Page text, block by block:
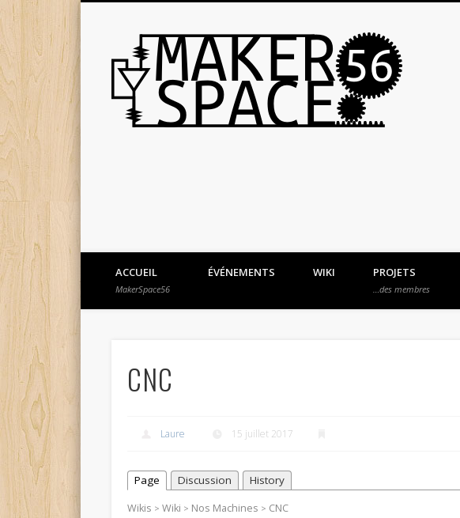
ACCUEIL
MakerSpace56
ÉVÉNEMENTS WIKI PROJETS
…des membres
CNC
Laure 15 juillet 2017
Page Discussion History
Wikis > Wiki > Nos Machines > CNC